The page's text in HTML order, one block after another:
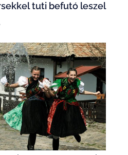
tuti befutó leszel